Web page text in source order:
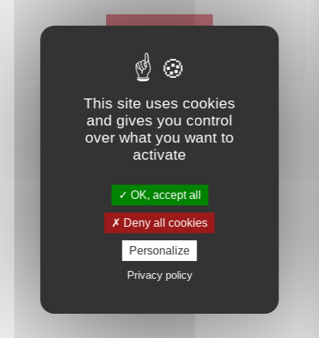
This site uses cookies
and gives you control
over what you want to
activate
OK, accept all
Deny all cookies
Personalize
Privacy policy